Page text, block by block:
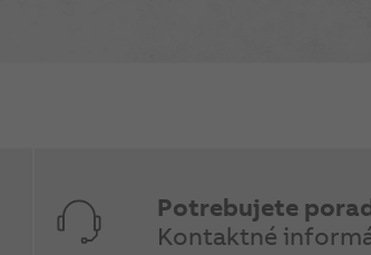
Potrebujete
Kontaktné